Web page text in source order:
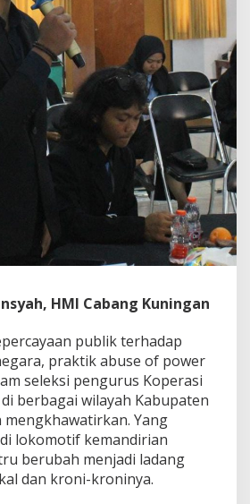
HMI Cabang Kuningan
publik terhadap
praktik abuse of power
seleksi pengurus Koperasi
berbagai wilayah Kabupaten
Yang
lokomotif kemandirian
berubah menjadi ladang
dan kroni-kroninya.